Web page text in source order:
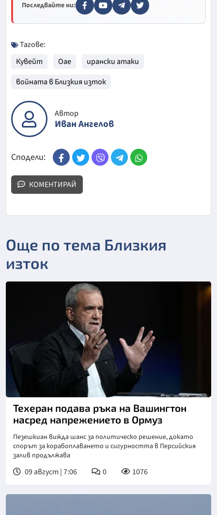
Последвайте ни:
Тагове:
Кувейт
Оае
ирански атаки
войната в Близкия изток
Автор
Иван Ангелов
Сподели:
КОМЕНТИРАЙ
Още по тема Близкия
изток
Техеран подава ръка на Вашингтон
насред напрежението в Ормуз
Пезешкиан вижда шанс за политическо решение, докато
спорът за корабоплаването и сигурността в Персийския
залив продължава
09 август | 7:06 0 1076